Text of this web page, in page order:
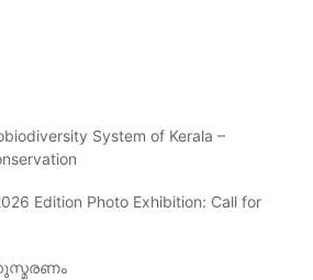
System of Kerala –
Edition Photo Exhibition: Call for